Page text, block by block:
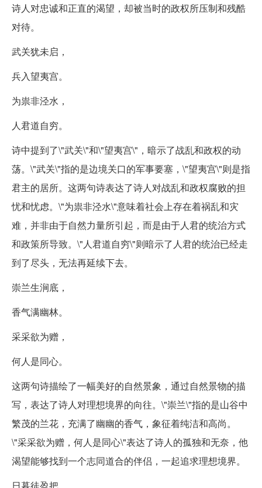
诗人对忠诚和正直的渴望，却被当时的政权所压制和残酷
对待。
武关犹未启，
兵入望夷宫。
为祟非泾水，
人君道自穷。
诗中提到了\"武关\"和\"望夷宫\"，暗示了战乱和政权的动
荡。\"武关\"指的是边境关口的军事要塞，\"望夷宫\"则是指
君主的居所。这两句诗表达了诗人对战乱和政权腐败的担
忧和忧虑。\"为祟非泾水\"意味着社会上存在着祸乱和灾
难，并非由于自然力量所引起，而是由于人君的统治方式
和政策所导致。\"人君道自穷\"则暗示了人君的统治已经走
到了尽头，无法再延续下去。
崇兰生涧底，
香气满幽林。
采采欲为赠，
何人是同心。
这两句诗描绘了一幅美好的自然景象，通过自然景物的描
写，表达了诗人对理想境界的向往。\"崇兰\"指的是山谷中
繁茂的兰花，充满了幽幽的香气，象征着纯洁和高尚。
\"采采欲为赠，何人是同心\"表达了诗人的孤独和无奈，他
渴望能够找到一个志同道合的伴侣，一起追求理想境界。
日暮徒盈把，